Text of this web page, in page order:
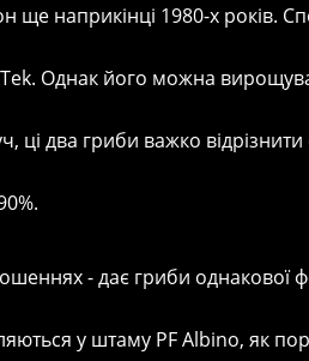
наприкінці 1980-х років.
Однак його можна
два гриби важко
- дає гриби однакової
у штаму PF Albino, як